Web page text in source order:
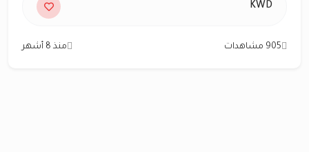
KWD
905 مشاهدات منذ 8 أشهر